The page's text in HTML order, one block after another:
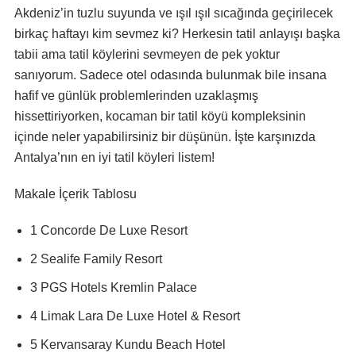
Akdeniz’in tuzlu suyunda ve ışıl ışıl sıcağında geçirilecek
birkaç haftayı kim sevmez ki? Herkesin tatil anlayışı başka
tabii ama tatil köylerini sevmeyen de pek yoktur
sanıyorum. Sadece otel odasında bulunmak bile insana
hafif ve günlük problemlerinden uzaklaşmış
hissettiriyorken, kocaman bir tatil köyü kompleksinin
içinde neler yapabilirsiniz bir düşünün. İşte karşınızda
Antalya’nın en iyi tatil köyleri listem!
Makale İçerik Tablosu
1 Concorde De Luxe Resort
2 Sealife Family Resort
3 PGS Hotels Kremlin Palace
4 Limak Lara De Luxe Hotel & Resort
5 Kervansaray Kundu Beach Hotel